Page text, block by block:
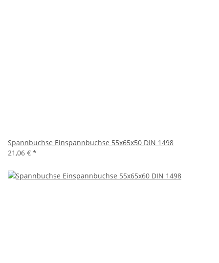
Spannbuchse Einspannbuchse 55x65x50 DIN 1498
21,06 € *